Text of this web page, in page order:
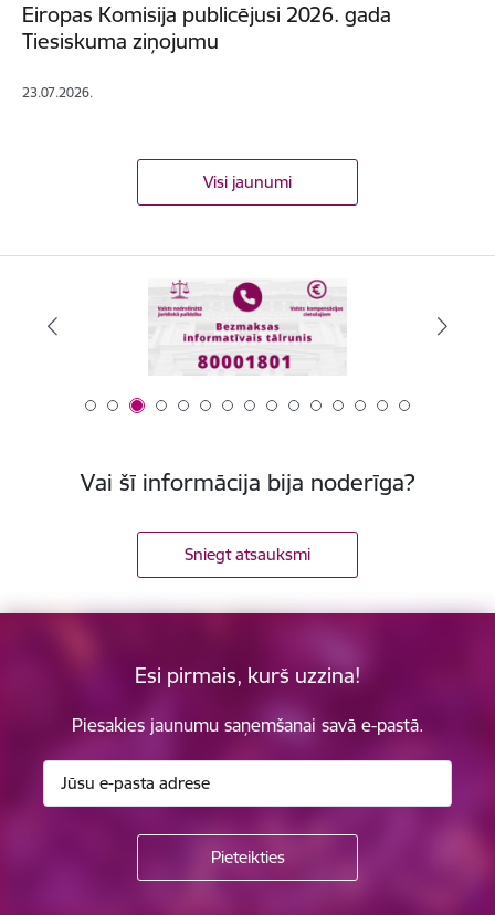
Eiropas Komisija publicējusi 2026. gada
Tiesiskuma ziņojumu
23.07.2026.
Visi jaunumi
Vai šī informācija bija noderīga?
Sniegt atsauksmi
Esi pirmais, kurš uzzina!
Piesakies jaunumu saņemšanai savā e-pastā.